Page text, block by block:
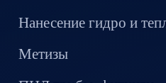
Нанесение гидро и
Метизы